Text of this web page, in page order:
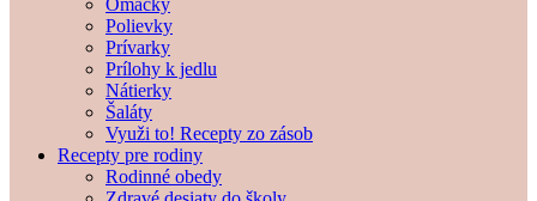
Omáčky
Polievky
Prívarky
Prílohy k jedlu
Nátierky
Šaláty
Využi to! Recepty zo zásob
Recepty pre rodiny
Rodinné obedy